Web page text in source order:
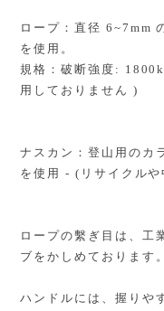
ロープ：直径 6~7mm
を使用。
規格：破断強度:
用しておりません )
ナスカン：登山用のカ
を使用 - (リサイクル
ロープの繫ぎ目は、工
ブをかしめております。
ハンドルには、握りや